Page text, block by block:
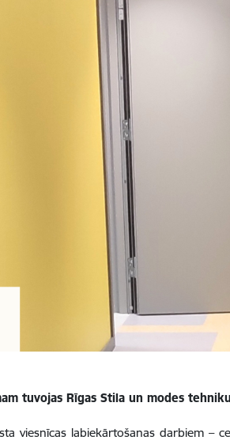
tuvojas Rīgas Stila un modes
viesnīcas labiekārtošanas darbiem –